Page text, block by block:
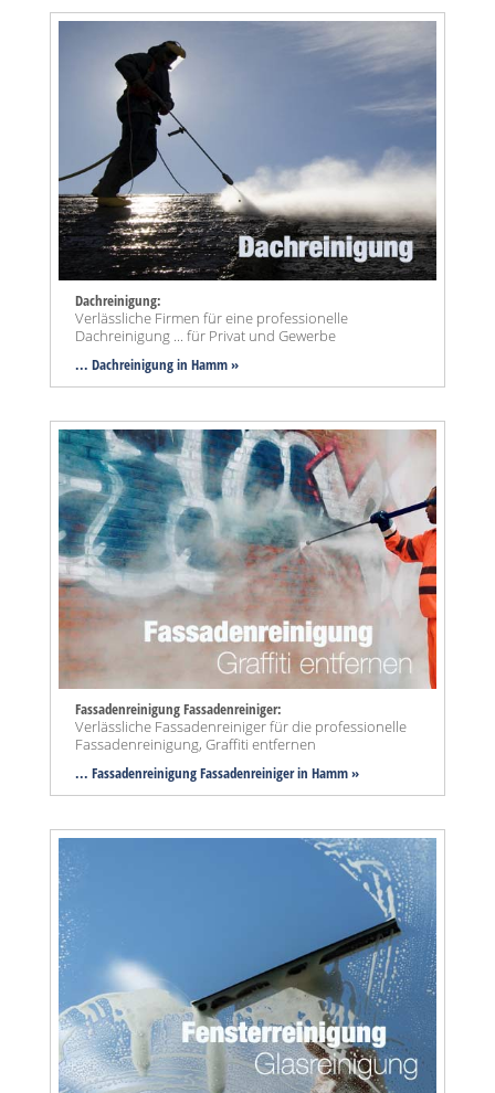
Dachreinigung:
Verlässliche Firmen für eine professionelle
Dachreinigung ... für Privat und Gewerbe
... Dachreinigung in Hamm »
Fassadenreinigung Fassadenreiniger:
Verlässliche Fassadenreiniger für die professionelle
Fassadenreinigung, Graffiti entfernen
... Fassadenreinigung Fassadenreiniger in Hamm »